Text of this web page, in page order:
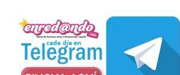
Conferencia de Victorina
Alonso, sobre la
peregrinación femenina.
Presentación del Libro
“Va de Monjas”, de José